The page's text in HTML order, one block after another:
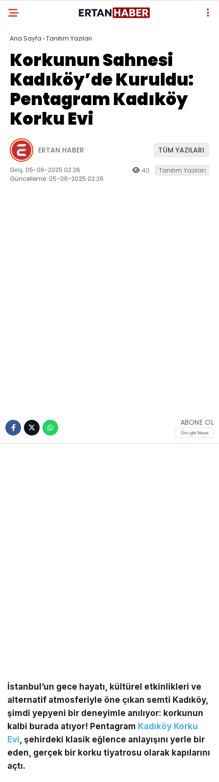
Ana Sayfa ›Tanıtım Yazıları
Korkunun Sahnesi
Kadıköy’de Kuruldu:
Pentagram Kadıköy
Korku Evi
ERTAN HABER TÜM YAZILARI
Giriş: 05-06-2025 02:26
Güncelleme: 05-06-2025 02:26
40 Tanıtım Yazıları
ABONE OL
İstanbul’un gece hayatı, kültürel etkinlikleri ve
alternatif atmosferiyle öne çıkan semti Kadıköy,
şimdi yepyeni bir deneyimle anılıyor: korkunun
kalbi burada atıyor! Pentagram Kadıköy Korku
Evi, şehirdeki klasik eğlence anlayışını yerle bir
eden, gerçek bir korku tiyatrosu olarak kapılarını
açtı.